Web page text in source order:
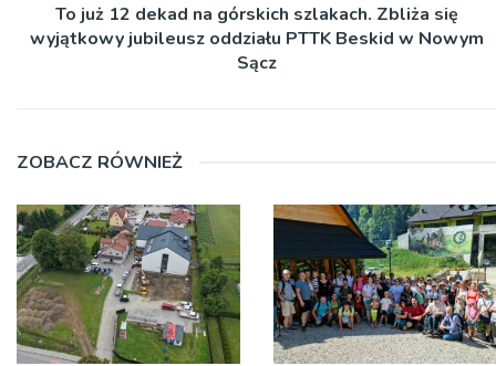
To już 12 dekad na górskich szlakach. Zbliża się
wyjątkowy jubileusz oddziału PTTK Beskid w Nowym
Sącz
ZOBACZ RÓWNIEŻ